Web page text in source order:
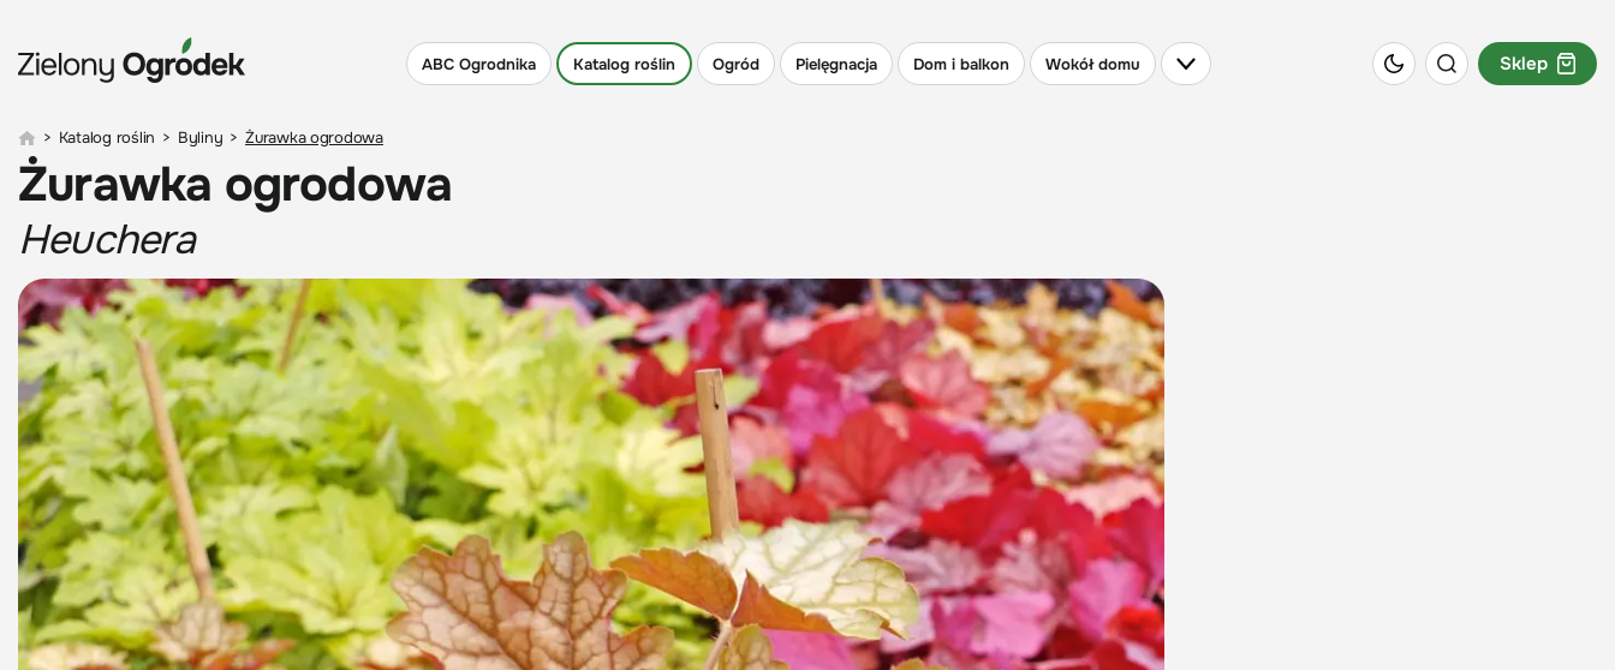
ABC Ogrodnika Katalog roślin Ogród Pielęgnacja Dom i balkon Wokół domu Sklep
> Katalog roślin > Byliny > Żurawka ogrodowa
Żurawka ogrodowa
Heuchera